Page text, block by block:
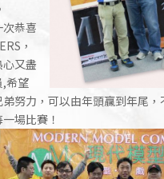
恭喜
，
又盡
,希望
努力，可以由年頭贏到年尾
場比賽！